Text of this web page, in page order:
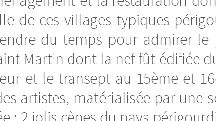
de ces villages typiques
du temps pour admirer
Martin dont la nef fût édifiée
et le transept au 15ème et
artistes, matérialisée par une